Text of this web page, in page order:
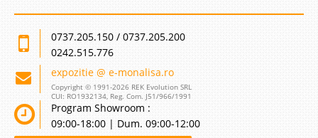
0737.205.150 / 0737.205.200
0242.515.776
expozitie @ e-monalisa.ro
Copyright © 1991-2026 REK Evolution SRL
CUI: RO1932134, Reg. Com. J51/966/1991
Program Showroom :
09:00-18:00 | Dum. 09:00-12:00